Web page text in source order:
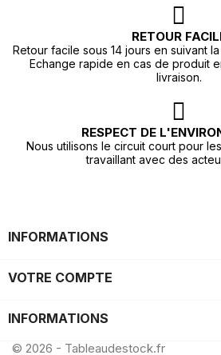
RETOUR
Retour facile sous 14 jours en suivant
Echange rapide en cas de produit
livraison.
RESPECT DE
Nous utilisons le circuit court pour
travaillant avec des
INFORMATIONS
VOTRE COMPTE
INFORMATIONS
© 2026 - Tableaudestock.fr